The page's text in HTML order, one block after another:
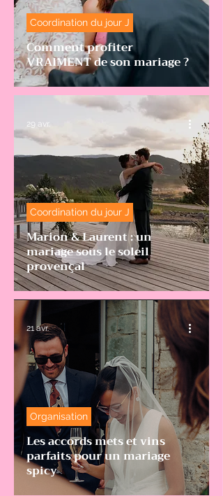
Comment profiter
VRAIMENT de son mariage ?
Coordination du jour J
Marion & Laurent : un
mariage sous le soleil
provençal
Coordination du jour J
29 avr.
Les accords mets et vins
parfaits pour un mariage
spicy
Organisation
21 avr.